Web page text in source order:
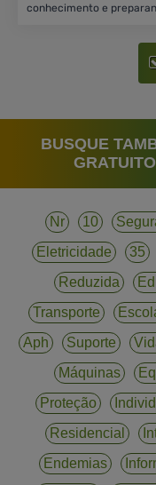
conhecimento e
BUSQUE
Nr 10
Eletricidade
35
Reduzida
Transporte
Aph
Suporte
Máquinas
Proteção
Residencial
Endemias